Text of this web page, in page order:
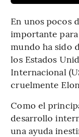
En unos pocos
importante para
mundo ha sido
los Estados
Internacional
cruelmente
Como el
desarrollo
una ayuda